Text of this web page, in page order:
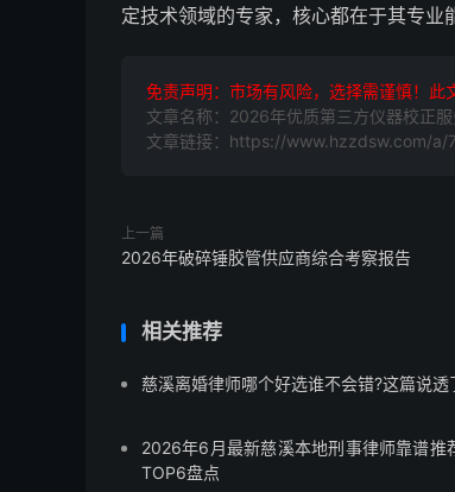
定技术领域的专家，核心都在于其专业
免责声明：市场有风险，选择需谨慎！此
文章名称：2026年优质第三方仪器校正
文章链接：https://www.hzzdsw.com/a/
上一篇
2026年破碎锤胶管供应商综合考察报告
相关推荐
慈溪离婚律师哪个好选谁不会错?这篇说透
2026年6月最新慈溪本地刑事律师靠谱推
TOP6盘点